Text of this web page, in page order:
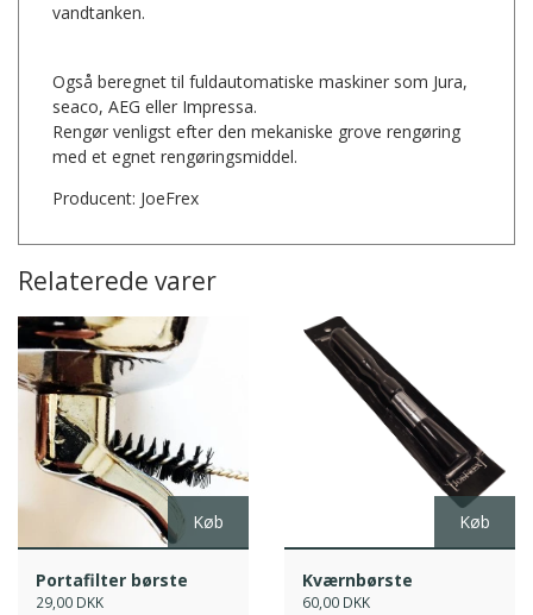
vandtanken.
Også beregnet til fuldautomatiske maskiner som Jura,
seaco, AEG eller Impressa.
Rengør venligst efter den mekaniske grove rengøring
med et egnet rengøringsmiddel.
Producent: JoeFrex
Relaterede varer
Køb
Portafilter børste
29,00 DKK
Køb
Kværnbørste
60,00 DKK